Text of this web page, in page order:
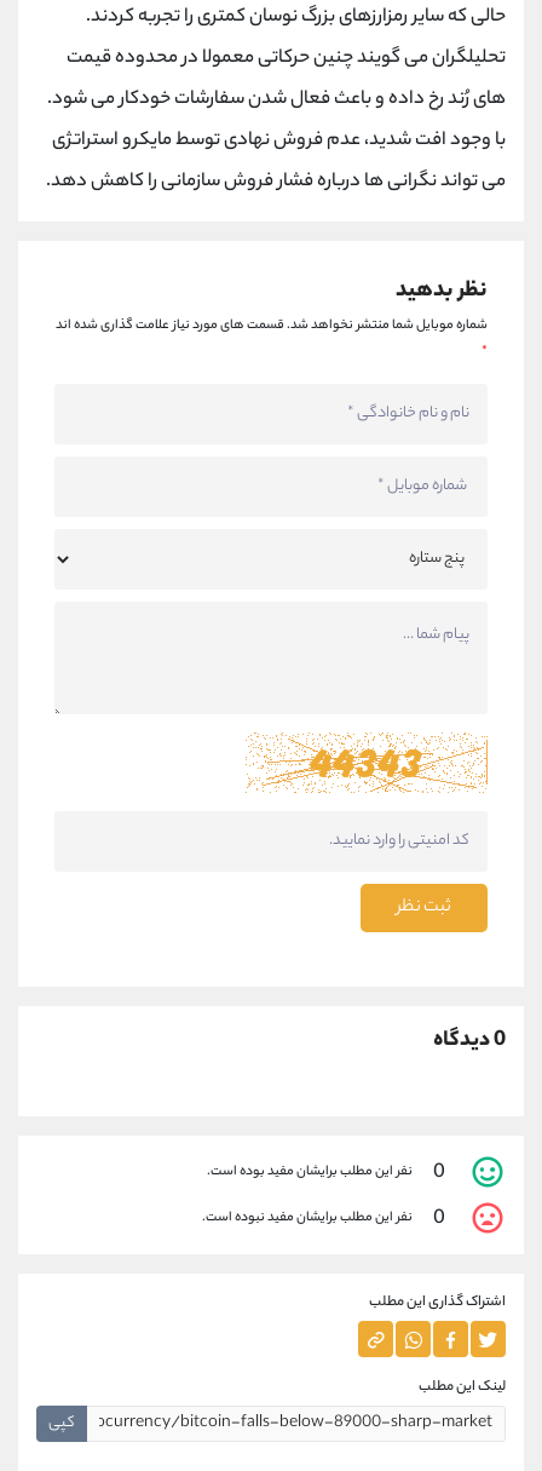
حالی که سایر رمزارزهای بزرگ نوسان کمتری را تجربه کردند.
تحلیلگران می گویند چنین حرکاتی معمولا در محدوده قیمت
های رُند رخ داده و باعث فعال شدن سفارشات خودکار می شود.
با وجود افت شدید، عدم فروش نهادی توسط مایکرو استراتژی
می تواند نگرانی ها درباره فشار فروش سازمانی را کاهش دهد.
نظر بدهید
شماره موبایل شما منتشر نخواهد شد.قسمت های مورد نیاز علامت گذاری شده اند
*
ثبت نظر
0 دیدگاه
0 نفر این مطلب برایشان مفید بوده است.
0 نفر این مطلب برایشان مفید نبوده است.
اشتراک گذاری این مطلب
لینک این مطلب
کپی